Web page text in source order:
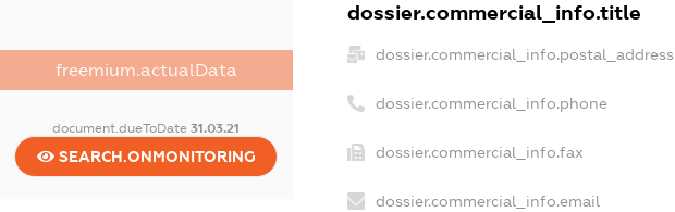
freemium.actualData
document.dueToDate31.03.21
SEARCH.ONMONITORING
dossier.commercial_info.title
dossier.commercial_info.postal_address
dossier.commercial_info.phone
dossier.commercial_info.fax
dossier.commercial_info.email